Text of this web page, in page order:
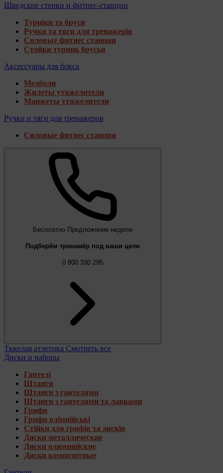
Шведские стенки и фитнес-станции
Турніки та бруси
Ручки та тяги для тренажерів
Силовые фитнес станции
Стойки турник брусья
Аксессуары для бокса
Медболи
Жилеты утяжелители
Манжеты утяжелители
Ручки и тяги для тренажеров
Силовые фитнес станции
Бесплатно Предложение недели
Подберём тренажёр под ваши цели
0 800 330 295
Тяжелая атлетика Смотреть все
Диски и наборы
Гантелі
Штанги
Штанги з гантелями
Штанги з гантелями та лавками
Грифи
Грифи олімпійські
Стійки для грифів та дисків
Диски металлические
Диски олимпийские
Диски композитные